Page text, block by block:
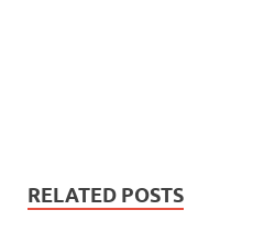
RELATED POSTS